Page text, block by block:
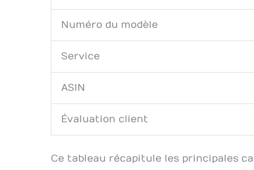
Numéro du modèle
Service
ASIN
Évaluation client
Ce tableau récapitule les principales